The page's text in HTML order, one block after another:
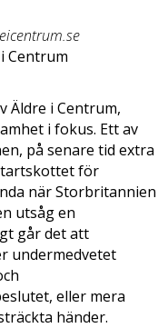
Centrum
Äldre i Centrum,
i fokus. Ett av
på senare tid extra
för
när Storbritannien
utsåg en
går det att
undermedvetet
eller mera
händer.